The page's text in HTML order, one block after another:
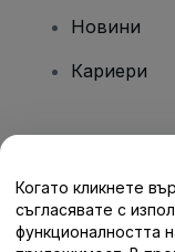
Новини
Кариери
Помощен
Когато кликнете
съгласявате с
функционалността